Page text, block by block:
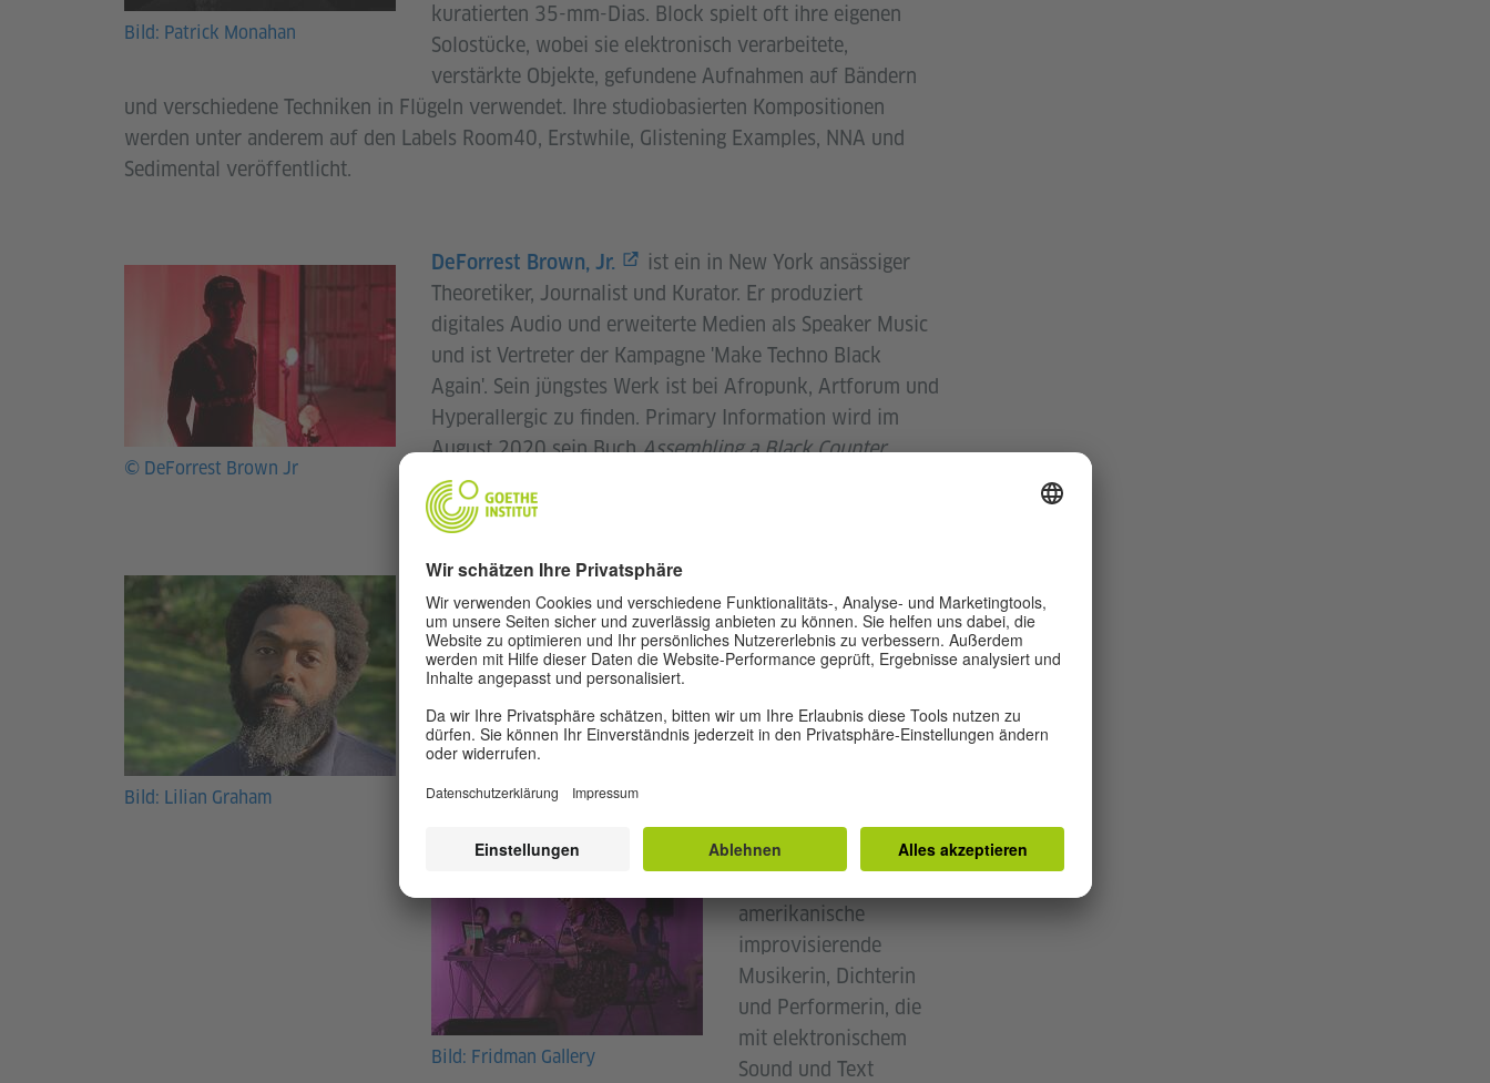
Bild: Patrick Monahan
kuratierten 35-mm-Dias. Block spielt oft ihre eigenen
Solostücke, wobei sie elektronisch verarbeitete,
verstärkte Objekte, gefundene Aufnahmen auf Bändern
und verschiedene Techniken in Flügeln verwendet. Ihre studiobasierten Kompositionen
werden unter anderem auf den Labels Room40, Erstwhile, Glistening Examples, NNA und
Sedimental veröffentlicht.
© DeForrest Brown Jr
DeForrest Brown, Jr.
ist ein in New York ansässiger
Theoretiker, Journalist und Kurator. Er produziert
digitales Audio und erweiterte Medien als Speaker Music
und ist Vertreter der Kampagne 'Make Techno Black
Again'. Sein jüngstes Werk ist bei Afropunk, Artforum und
Hyperallergic zu finden. Primary Information wird im
August 2020 sein BuchAssembling a Black Counter
Culture
Bild: Lilian Graham
Forbes Graham
ist Trompeter, elektronischer Musiker
und Komponist und lebt und arbeitet in Boston,
Massachusetts. Er ist der Gründer des Rock Flint Artists
Retreat und hat auf zahlreichen Festivals wie High Zero,
Bild: Fridman Gallery
Bonnie Jones
ist
amerikanische
improvisierende
Musikerin, Dichterin
und Performerin, die
mit elektronischem
Sound und Text